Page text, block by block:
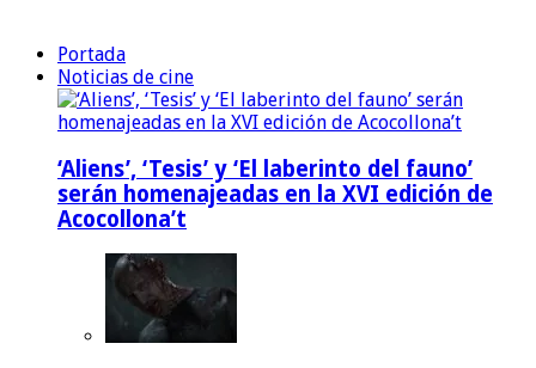
Portada
Noticias de cine
‘Aliens’, ‘Tesis’ y ‘El laberinto del fauno’
serán homenajeadas en la XVI edición de
Acocollona’t